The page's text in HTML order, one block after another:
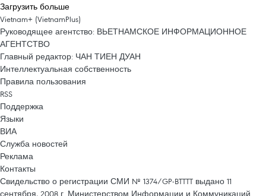
Загрузить больше
Vietnam+ (VietnamPlus)
Руководящее агентство: ВЬЕТНАМСКОЕ ИНФОРМАЦИОННОЕ
АГЕНТСТВО
Главный редактор: ЧАН ТИЕН ДУАН
Интеллектуальная собственность
Правила пользования
RSS
Поддержка
Языки
ВИА
Служба новостей
Реклама
Контакты
Свидельство о регистрации СМИ № 1374/GP-BTTTT выдано 11
сентября, 2008 г. Министерством Информации и Коммуникаций